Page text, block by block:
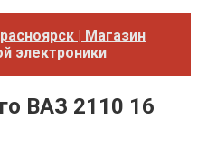
| Магазин
электроники
ВАЗ 2110 16